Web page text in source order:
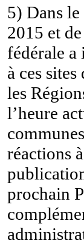
5) Dans le
2015 et
fédérale
à ces
les
l’heure
réactions
prochain